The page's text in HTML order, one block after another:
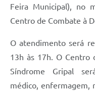
Feira Municipal), no
Centro de Combate à
O atendimento será
13h às 17h. O Centro
Síndrome Gripal
médico, enfermagem,